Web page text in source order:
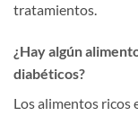
tratamientos.
¿Hay algún
diabéticos?
Los alimentos ricos